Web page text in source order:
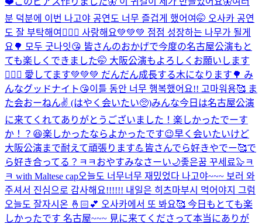
분 덕분에 이번 나고야 공연도 너무 즐겁게 했어여🤭 오사카 공연
도 잘 부탁해여🙇🏻‍♂️ 사랑해요💚💚💚 점점 성장하는 나무가 될게
요🌳 모두 굿나잇😘 皆さんのおかげで今度の名古屋公演もと
ても楽しくできました🤭 大阪公演もよろしくお願いします
🙇🏻‍♂️ 愛してます💚💚💚 だんだん成長する木になります🌳 み
んなグッドナイト😘이틀 동안 너무 행복했어요!! 고마워용🥰 ま
た会おーねん✌️ (はやく会いたい🥺)みんな今日は名古屋公演
に来てくれてありがとうございました！楽しかったでーす
か！？😆楽しかったならよかったです😉早く会いたいけど
大阪公演まで耐えて頑張ります💪皆さんでら好きやでー🥰で
ら好き合ってる？ㅋㅋおやすみなさーい🌙좋은꿈 꾸세료🦭ㅋ
ㅋ with Maltese cap오늘도 너무너무 재밌었다 나고야~~~ 보러 와
주셔서 진심으로 감사해요!!!!!! 내일은 히츠마부시 먹어야지 그럼
오늘도 잘자시온 🤞🏻💕 오사카에서 또 봐요🥰 今日もとても楽
しかったです 名古屋~~~ 見に来てくださって本当にありが